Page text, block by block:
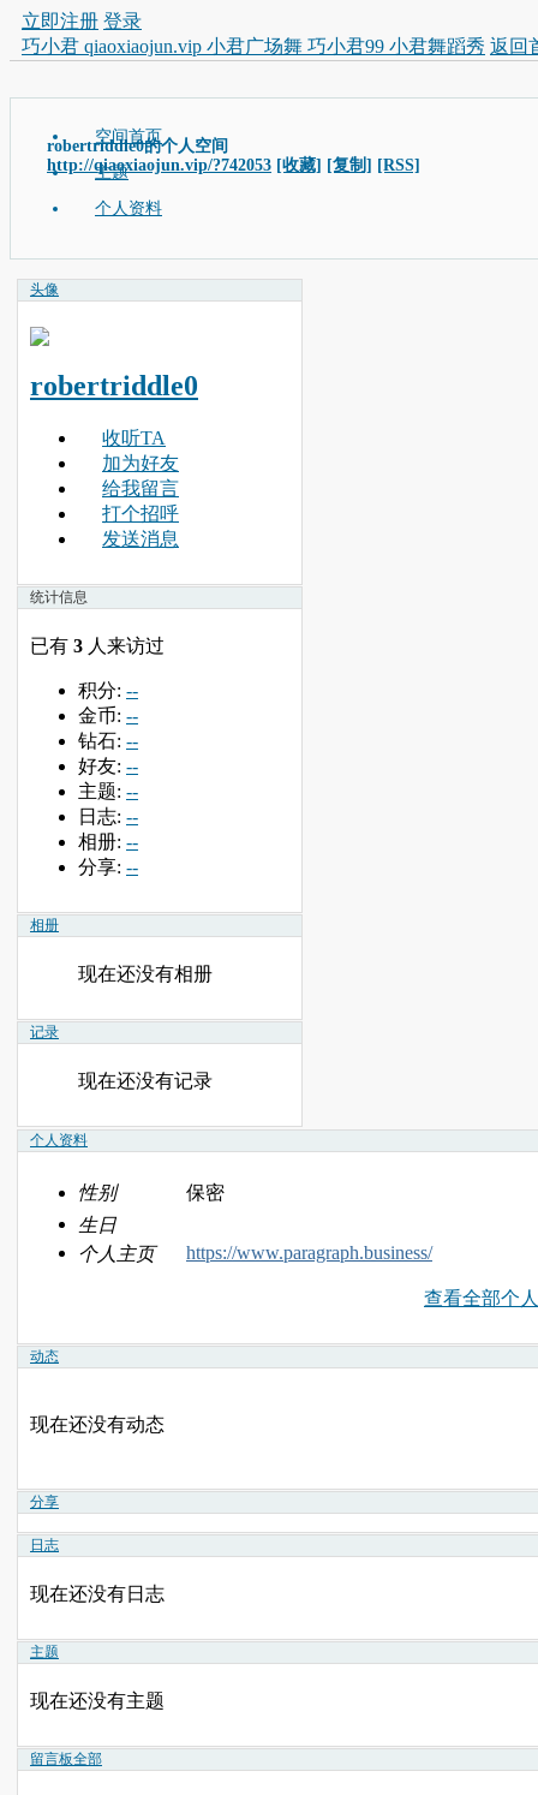
立即注册 登录
巧小君 qiaoxiaojun.vip 小君广场舞 巧小君99 小君舞蹈秀 返回
robertriddle0的个人空间
http://qiaoxiaojun.vip/?742053 [收藏] [复制] [RSS]
空间首页
主题
个人资料
头像
robertriddle0
收听TA
加为好友
给我留言
打个招呼
发送消息
统计信息
已有 3 人来访过
积分: --
金币: --
钻石: --
好友: --
主题: --
日志: --
相册: --
分享: --
相册
现在还没有相册
记录
现在还没有记录
个人资料
性别
保密
生日
个人主页
https://www.paragraph.business/
查看全部个
动态
现在还没有动态
分享
日志
现在还没有日志
主题
现在还没有主题
留言板全部